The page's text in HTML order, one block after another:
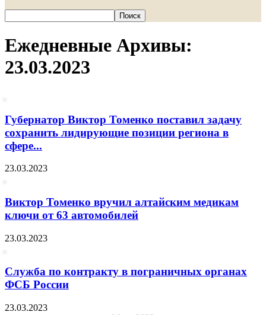
Ежедневные Архивы:
23.03.2023
Губернатор Виктор Томенко поставил задачу
сохранить лидирующие позиции региона в
сфере...
23.03.2023
Виктор Томенко вручил алтайским медикам
ключи от 63 автомобилей
23.03.2023
Служба по контракту в пограничных органах
ФСБ России
23.03.2023